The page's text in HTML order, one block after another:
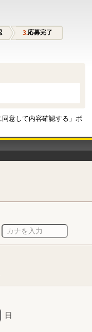
応募完了
意して内容確認する」ボ
日